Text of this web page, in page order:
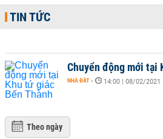
TIN TỨC
Chuyển động mới tại
NHÀ ĐẤT - 14:00 | 08/02/2021
Theo ngày